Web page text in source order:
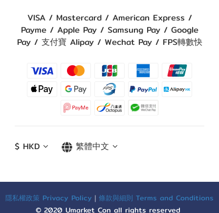
VISA / Mastercard / American Express /
Payme / Apple Pay / Samsung Pay / Google
Pay / 支付寶 Alipay / Wechat Pay / FPS轉數快
$ HKD 繁體中文
隱私權政策 Privacy Policy ｜ 條款與細則 Terms and Conditions
© 2020 Umarket Con all rights reserved